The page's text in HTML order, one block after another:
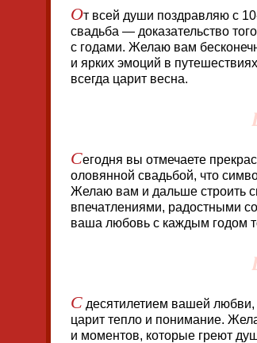
От всей души поздравляю с
свадьба — доказательство
с годами. Желаю вам
и ярких эмоций в
всегда царит весна.
Сегодня вы отмечаете
оловянной свадьбой, что
Желаю вам и дальше строить
впечатлениями, радостными
ваша любовь с каждым годом
С десятилетием вашей
царит тепло и понимание.
и моментов, которые греют